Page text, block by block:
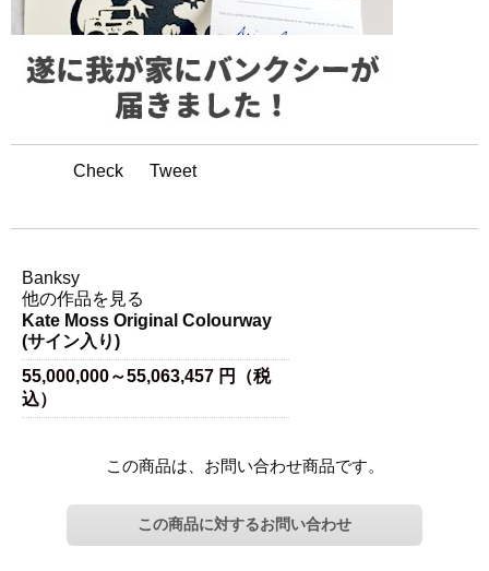
Check Tweet
Banksy
他の作品を見る
Kate Moss Original Colourway
(サイン入り)
55,000,000～55,063,457 円（税
込）
この商品は、お問い合わせ商品です。